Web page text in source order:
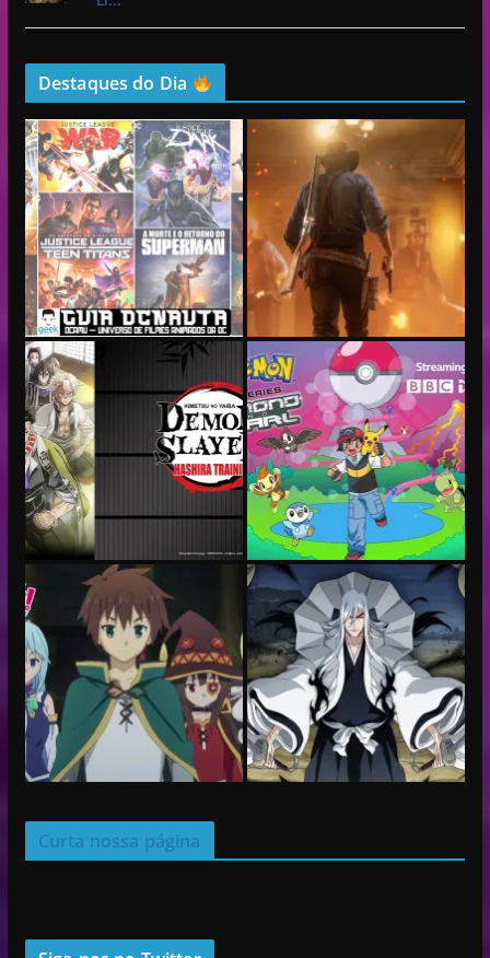
Destaques do Dia
Curta nossa página